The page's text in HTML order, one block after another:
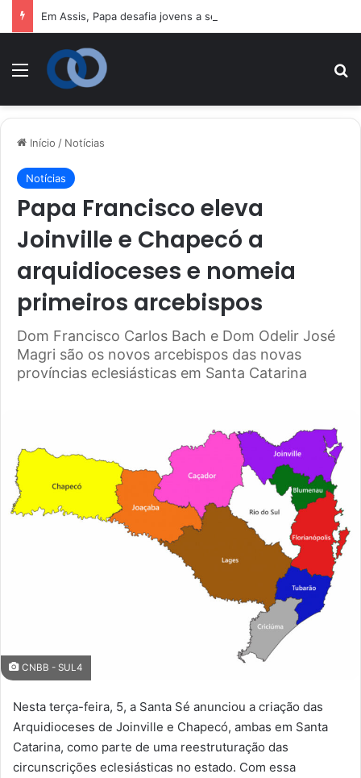
Menu
Início / Notícias
Notícias
Papa Francisco eleva
Joinville e Chapecó a
arquidioceses e nomeia
primeiros arcebispos
Dom Francisco Carlos Bach e Dom Odelir José
Magri são os novos arcebispos das novas
províncias eclesiásticas em Santa Catarina
CNBB - SUL4
Nesta terça-feira, 5, a Santa Sé anunciou a criação das
Arquidioceses de Joinville e Chapecó, ambas em Santa
Catarina, como parte de uma reestruturação das
circunscrições eclesiásticas no estado. Com essa